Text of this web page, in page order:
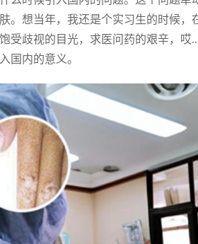
。想当年，我还是个实习生的时候
受歧视的目光，求医问药的艰辛，哎
国内的意义。